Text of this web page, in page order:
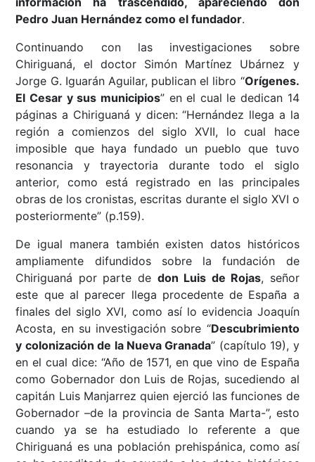
Pedro Juan Hernández como el fundador.
Continuando con las investigaciones sobre
Chiriguaná, el doctor Simón Martínez Ubárnez y
Jorge G. Iguarán Aguilar, publican el libro “Orígenes.
El Cesar y sus municipios” en el cual le dedican 14
páginas a Chiriguaná y dicen:“Hernández llega a la
región a comienzos del siglo XVII, lo cual hace
imposible que haya fundado un pueblo que tuvo
resonancia y trayectoria durante todo el siglo
anterior, como está registrado en las principales
obras de los cronistas, escritas durante el siglo XVI o
posteriormente” (p.159).
De igual manera también existen datos históricos
ampliamente difundidos sobre la fundación de
Chiriguaná por parte de don Luis de Rojas, señor
este que al parecer llega procedente de España a
finales del siglo XVI, como así lo evidencia Joaquín
Acosta, en su investigación sobre “Descubrimiento
y colonización de la Nueva Granada” (capítulo 19), y
en el cual dice: “Año de 1571, en que vino de España
como Gobernador don Luis de Rojas, sucediendo al
capitán Luis Manjarrez quien ejerció las funciones de
Gobernador –de la provincia de Santa Marta-”, esto
cuando ya se ha estudiado lo referente a que
Chiriguaná es una población prehispánica, como así